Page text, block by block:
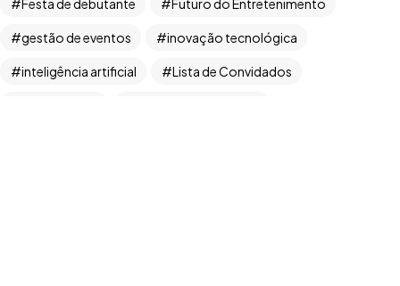
Festa de debutante Futuro do Entretenimento
gestão de eventos inovação tecnológica
inteligência artificial Lista de Convidados
Copyright ©2026. Todos Os Direitos Reservados